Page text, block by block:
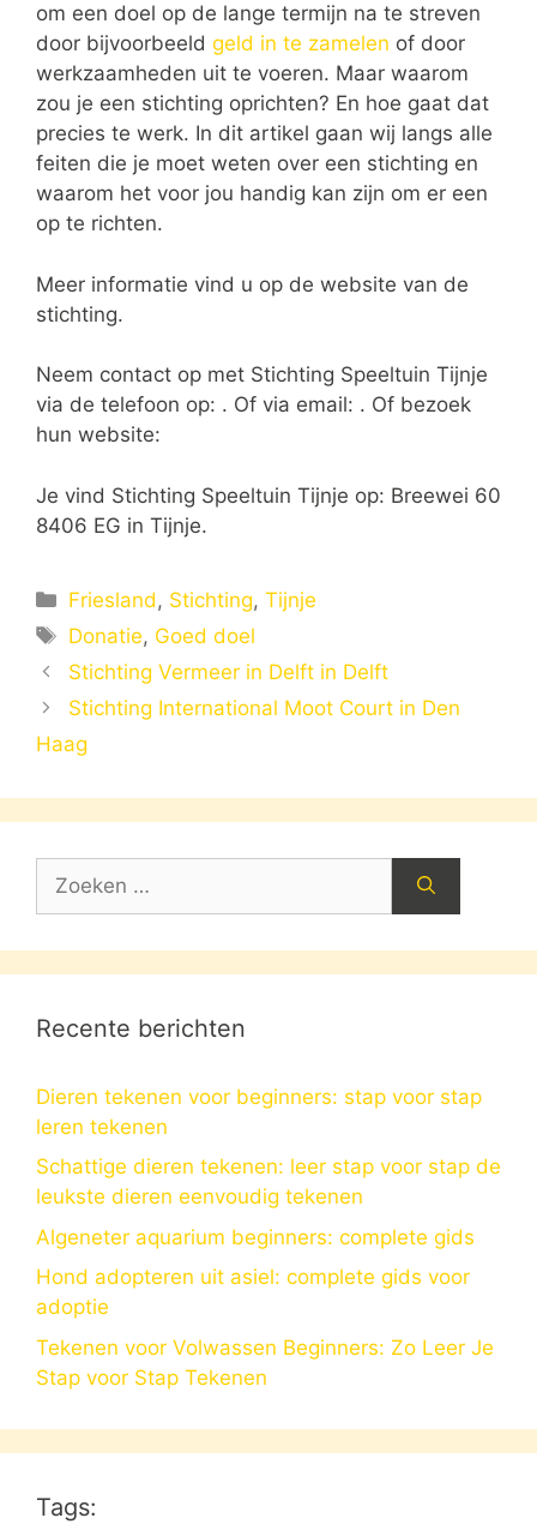
om een doel op de lange termijn na te streven
door bijvoorbeeld geld in te zamelen of door
werkzaamheden uit te voeren. Maar waarom
zou je een stichting oprichten? En hoe gaat dat
precies te werk. In dit artikel gaan wij langs alle
feiten die je moet weten over een stichting en
waarom het voor jou handig kan zijn om er een
op te richten.
Meer informatie vind u op de website van de
stichting.
Neem contact op met Stichting Speeltuin Tijnje
via de telefoon op: . Of via email: . Of bezoek
hun website:
Je vind Stichting Speeltuin Tijnje op: Breewei 60
8406 EG in Tijnje.
Categorieën
Friesland , Stichting,Tijnje
Tags
Donatie, Goed doel
Stichting Vermeer in Delft in Delft
Stichting International Moot Court in Den
Haag
naar:
Recente berichten
Dieren tekenen voor beginners: stap voor stap
leren tekenen
Schattige dieren tekenen: leer stap voor stap de
leukste dieren eenvoudig tekenen
Algeneter aquarium beginners: complete gids
Hond adopteren uit asiel: complete gids voor
adoptie
Tekenen voor Volwassen Beginners: Zo Leer Je
Stap voor Stap Tekenen
Tags: